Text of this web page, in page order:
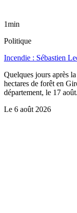
1min
Politique
Incendie : Sébastien
Quelques jours après
hectares de forêt en
département, le 17 août.
Le 6 août 2026